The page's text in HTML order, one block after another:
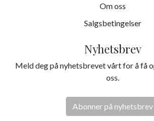
Om oss
Salgsbetingelser
Nyhetsbrev
Meld deg på nyhetsbrevet vårt for å få
oss.
Abonner på nyhetsbrev